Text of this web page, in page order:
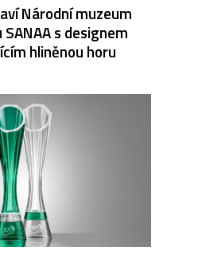
Národní muzeum
s designem
hliněnou horu